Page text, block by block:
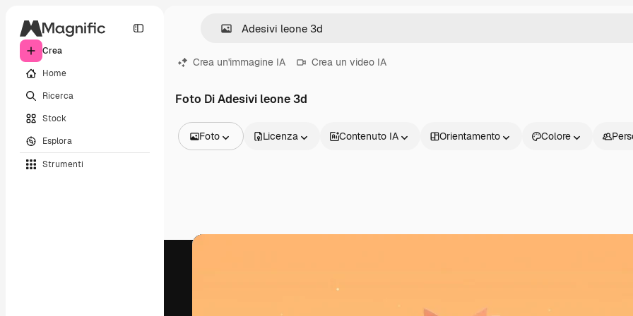
Crea
Home
Ricerca
Stock
Esplora
Strumenti
Crea un'immagine IA Crea un video IA
Foto Di Adesivi leone 3d
Foto
Video
Licenza Contenuto IA Orientamento Colore